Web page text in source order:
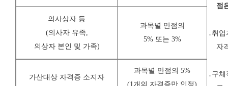
점
․취
자
․구
의사상자 등
(의사자 유족,
의상자 본인 및 가족)
과목별 만점의
5% 또는 3%
가산대상 자격증 소지자
과목별 만점의 5%
(1개의 자격증만 인정)